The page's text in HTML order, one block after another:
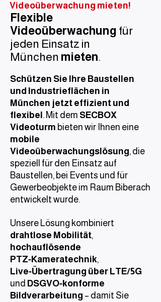
Videoüberwachung mieten!
Flexible
Videoüberwachung für
jeden Einsatz in
München mieten.
Schützen Sie Ihre Baustellen
und Industrieflächen in
München jetzt effizient und
flexibel . Mit dem SECBOX
Videoturm bieten wir Ihnen eine
mobile
Videoüberwachungslösung, die
speziell für den Einsatz auf
Baustellen, bei Events und für
Gewerbeobjekte im Raum Biberach
entwickelt wurde.
Unsere Lösung kombiniert
drahtlose Mobilität,
hochauflösende
PTZ‑Kameratechnik,
Live‑Übertragung über LTE/5G
und DSGVO‑konforme
Bildverarbeitung – damit Sie